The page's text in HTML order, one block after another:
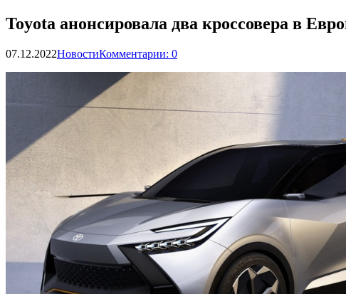
Toyota анонсировала два кроссовера в
07.12.2022НовостиКомментарии: 0